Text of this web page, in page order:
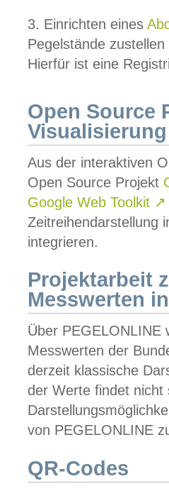
3. Einrichten eines
Pegelstände
Hierfür ist eine
Open Source
Visualisierung
Aus der interaktiven
Open Source Projekt
Google Web Toolkit ↗
Zeitreihendarstellung
integrieren.
Projektarbeit
Messwerten
Über PEGELONLINE
Messwerten der
derzeit klassische
der Werte findet
von PEGELONLINE
QR-Codes